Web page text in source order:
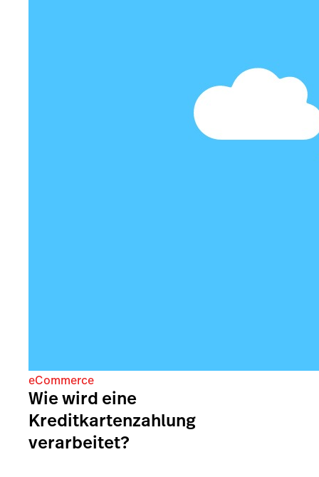
eCommerce
Wie wird eine
Kreditkartenzahlung
verarbeitet?